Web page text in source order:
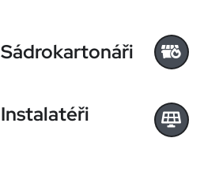
Sádrokartonáři
Instalatéři